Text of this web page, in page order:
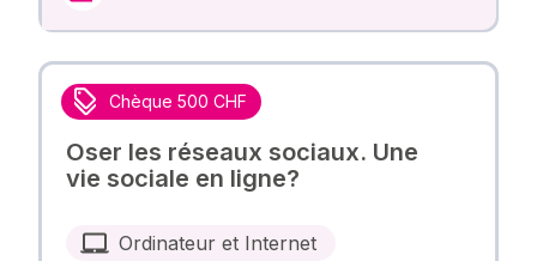
Chèque 500 CHF
Oser les réseaux sociaux. Une
vie sociale en ligne?
Ordinateur et Internet